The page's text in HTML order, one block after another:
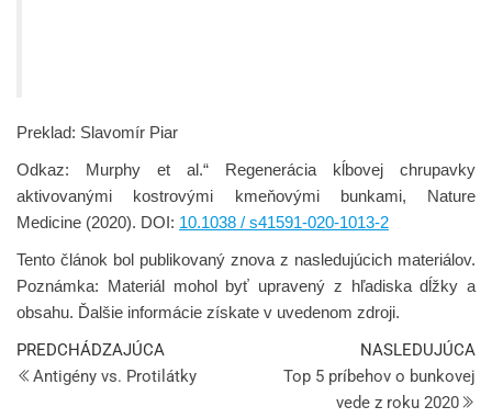
Preklad: Slavomír Piar
Odkaz: Murphy et al.“ Regenerácia kĺbovej chrupavky
aktivovanými kostrovými kmeňovými bunkami, Nature
Medicine (2020). DOI: 10.1038 / s41591-020-1013-2
Tento článok bol publikovaný znova z nasledujúcich materiálov.
Poznámka: Materiál mohol byť upravený z hľadiska dĺžky a
obsahu. Ďalšie informácie získate v uvedenom zdroji.
PREDCHÁDZAJÚCA
Antigény vs. Protilátky
NASLEDUJÚCA
Top 5 príbehov o bunkovej
vede z roku 2020